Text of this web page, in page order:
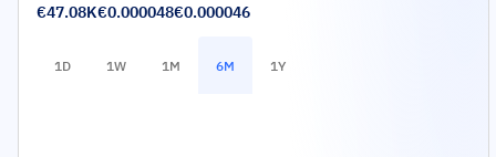
€47.08K€0.000048€0.000046
1D 1W 1M 6M 1Y